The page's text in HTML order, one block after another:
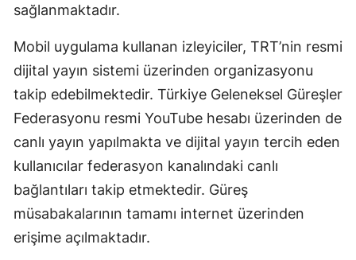
Ordu
Rize
Sakarya
Samsun
Sinop
sağlanmaktadır.
Mobil uygulama kullanan izleyiciler, TRT’nin resmi
dijital yayın sistemi üzerinden organizasyonu
takip edebilmektedir. Türkiye Geleneksel Güreşler
Federasyonu resmi YouTube hesabı üzerinden de
canlı yayın yapılmakta ve dijital yayın tercih eden
kullanıcılar federasyon kanalındaki canlı
bağlantıları takip etmektedir. Güreş
müsabakalarının tamamı internet üzerinden
erişime açılmaktadır.